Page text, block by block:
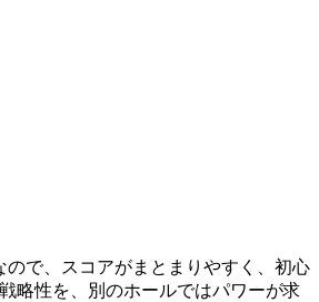
で、スコアがまとまりやすく、初心
略性を、別のホールではパワーが求